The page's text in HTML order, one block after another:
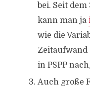
bei. Seit
kann man ja
wie die
Zeitaufwand
in PSPP
Auch große